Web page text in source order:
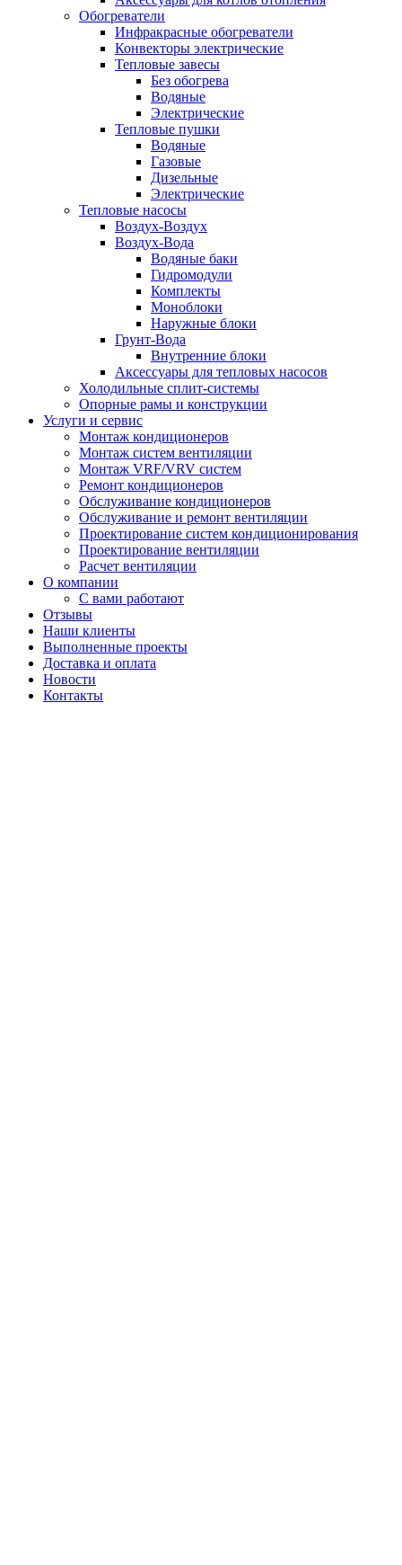
Обогреватели
Инфракрасные обогреватели
Конвекторы электрические
Тепловые завесы
Без обогрева
Водяные
Электрические
Тепловые пушки
Водяные
Газовые
Дизельные
Электрические
Тепловые насосы
Воздух-Воздух
Воздух-Вода
Водяные баки
Гидромодули
Комплекты
Моноблоки
Наружные блоки
Грунт-Вода
Внутренние блоки
Аксессуары для тепловых насосов
Холодильные сплит-системы
Опорные рамы и конструкции
Услуги и сервис
Монтаж кондиционеров
Монтаж систем вентиляции
Монтаж VRF/VRV систем
Ремонт кондиционеров
Обслуживание кондиционеров
Обслуживание и ремонт вентиляции
Проектирование систем кондиционирования
Проектирование вентиляции
Расчет вентиляции
О компании
С вами работают
Отзывы
Наши клиенты
Выполненные проекты
Доставка и оплата
Новости
Контакты